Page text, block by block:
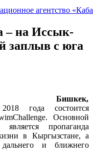
– на Иссык-
заплыв с юга
Бишкек,
года состоится
Основной
пропаганда
в Кыргызстане, а
и ближнего